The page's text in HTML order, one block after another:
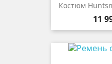
Костюм
11